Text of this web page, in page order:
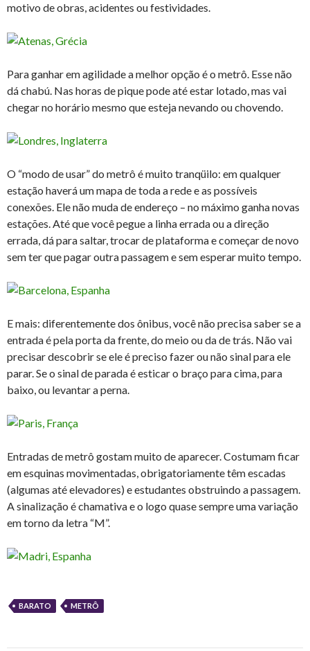
motivo de obras, acidentes ou festividades.
Para ganhar em agilidade a melhor opção é o metrô. Esse não
dá chabú. Nas horas de pique pode até estar lotado, mas vai
chegar no horário mesmo que esteja nevando ou chovendo.
O “modo de usar” do metrô é muito tranqüilo: em qualquer
estação haverá um mapa de toda a rede e as possíveis
conexões. Ele não muda de endereço – no máximo ganha novas
estações. Até que você pegue a linha errada ou a direção
errada, dá para saltar, trocar de plataforma e começar de novo
sem ter que pagar outra passagem e sem esperar muito tempo.
E mais: diferentemente dos ônibus, você não precisa saber se a
entrada é pela porta da frente, do meio ou da de trás. Não vai
precisar descobrir se ele é preciso fazer ou não sinal para ele
parar. Se o sinal de parada é esticar o braço para cima, para
baixo, ou levantar a perna.
Entradas de metrô gostam muito de aparecer. Costumam ficar
em esquinas movimentadas, obrigatoriamente têm escadas
(algumas até elevadores) e estudantes obstruindo a passagem.
A sinalização é chamativa e o logo quase sempre uma variação
em torno da letra “M”.
BARATO METRÔ